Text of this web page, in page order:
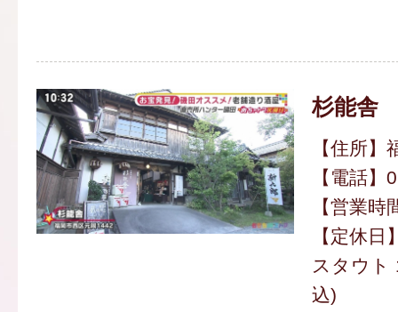
杉能舎
【住所
【電話
【営業
【定休日
スタウト
込)